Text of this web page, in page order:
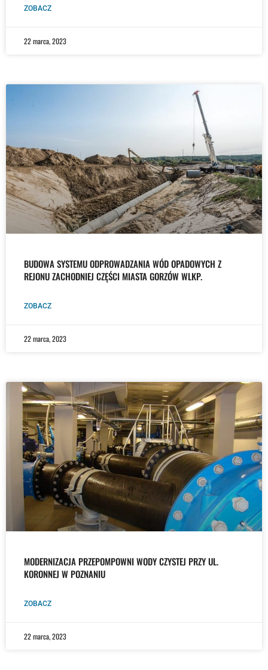
ZOBACZ
22 marca, 2023
BUDOWA SYSTEMU ODPROWADZANIA WÓD OPADOWYCH Z
REJONU ZACHODNIEJ CZĘŚCI MIASTA GORZÓW WLKP.
ZOBACZ
22 marca, 2023
MODERNIZACJA PRZEPOMPOWNI WODY CZYSTEJ PRZY UL.
KORONNEJ W POZNANIU
ZOBACZ
22 marca, 2023